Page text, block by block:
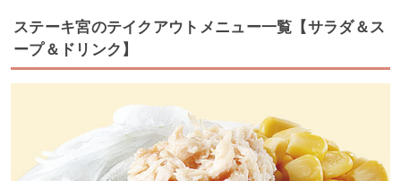
ステーキ宮のテイクアウトメニュー一覧【サラダ＆ス
ープ＆ドリンク】